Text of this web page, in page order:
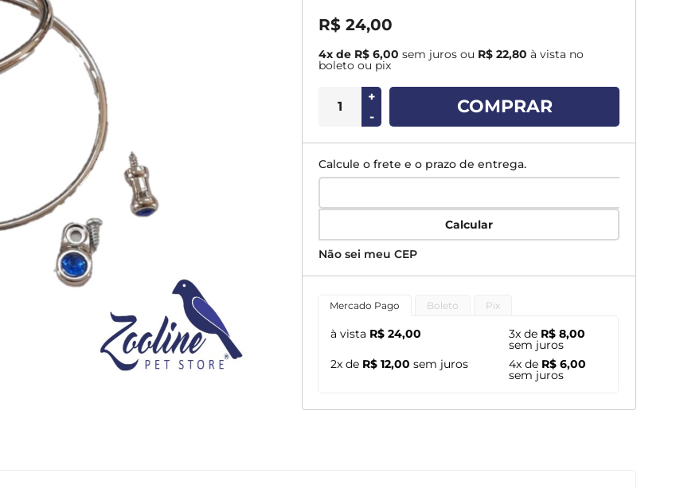
R$ 24,00
4x de R$ 6,00 sem juros ou R$ 22,80 à vista no
boleto ou pix
+
-
COMPRAR
Calcule o frete e o prazo de entrega.
Calcular
Não sei meu CEP
Mercado Pago Boleto Pix
à vista R$ 24,00
2x de R$ 12,00 sem juros
3x de R$ 8,00
sem juros
4x de R$ 6,00
sem juros